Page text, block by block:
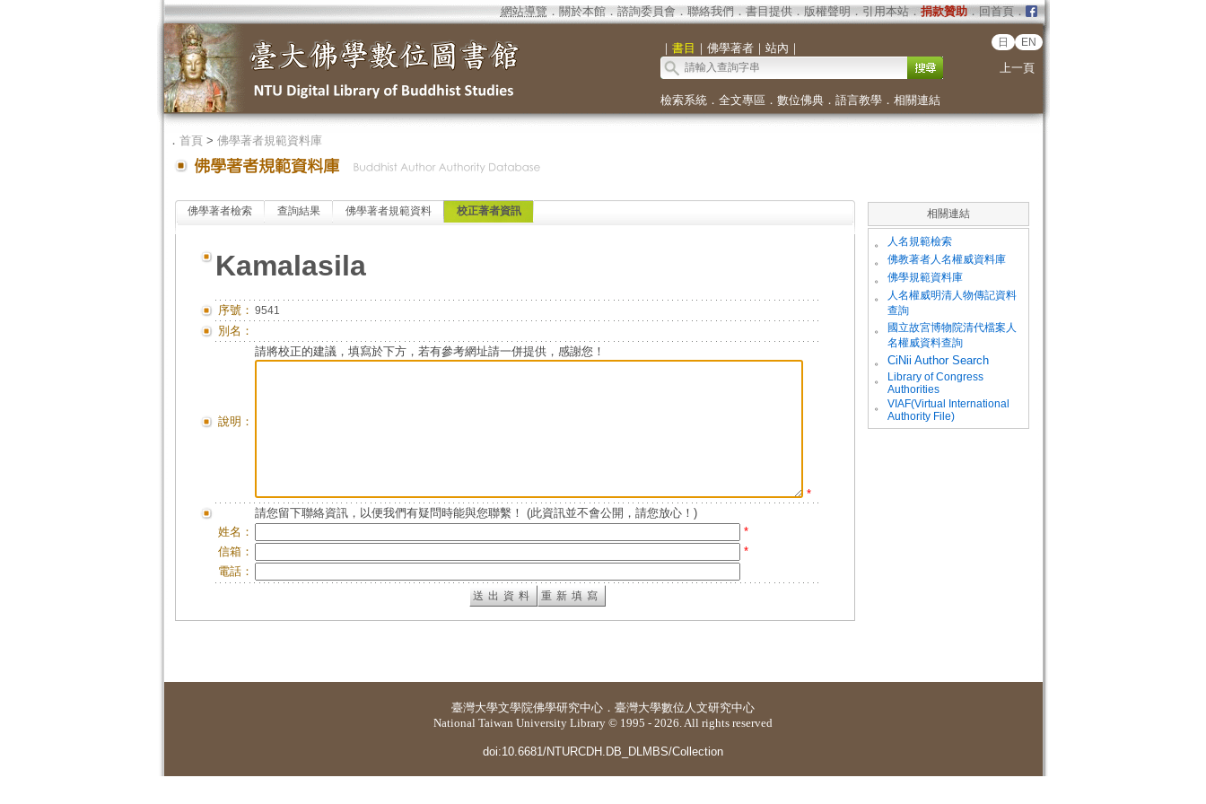
網站導覽 ． 關於本館． 諮詢委員會． 聯絡我們 ． 書目提供． 版權聲明 ． 引用本站． 捐款贊助．回首頁．
｜ 書目 ｜ 佛學著者｜ 站內 ｜ 日 EN
上一頁
檢索系統． 全文專區 ． 數位佛典． 語言教學． 相關連結
． 首頁> 佛學著者規範資料庫
佛學著者檢索 查詢結果 佛學著者規範資料 校正著者資訊
Kamalasila
序號： 9541
別名：
說明：
請將校正的建議，填寫於下方，若有參考網址請一併提供，感謝您！
*
請您留下聯絡資訊，以便我們有疑問時能與您聯繫！ (此資訊並不會公開，請您放心！)
姓名：
*
信箱：
*
電話：
相關連結
。 人名規範檢索
。 佛教著者人名權威資料庫
。 佛學規範資料庫
。
人名權威明清人物傳記資料
查詢
。
國立故宮博物院清代檔案人
名權威資料查詢
。
CiNii Author Search
。
Library of Congress
Authorities
。
VIAF(Virtual International
Authority File)
臺灣大學文學院佛學研究中心 ． 臺灣大學數位人文研究中心
National Taiwan University Library © 1995 - 2026. All rights reserved
doi:10.6681/NTURCDH.DB_DLMBS/Collection